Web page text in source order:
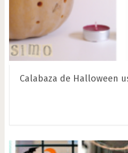
Calabaza de Halloween